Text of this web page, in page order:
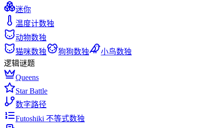
迷你
温度计数独
动物数独
猫咪数独
狗狗数独
小鸟数独
逻辑谜题
Queens
Star Battle
数字路径
Futoshiki 不等式数独